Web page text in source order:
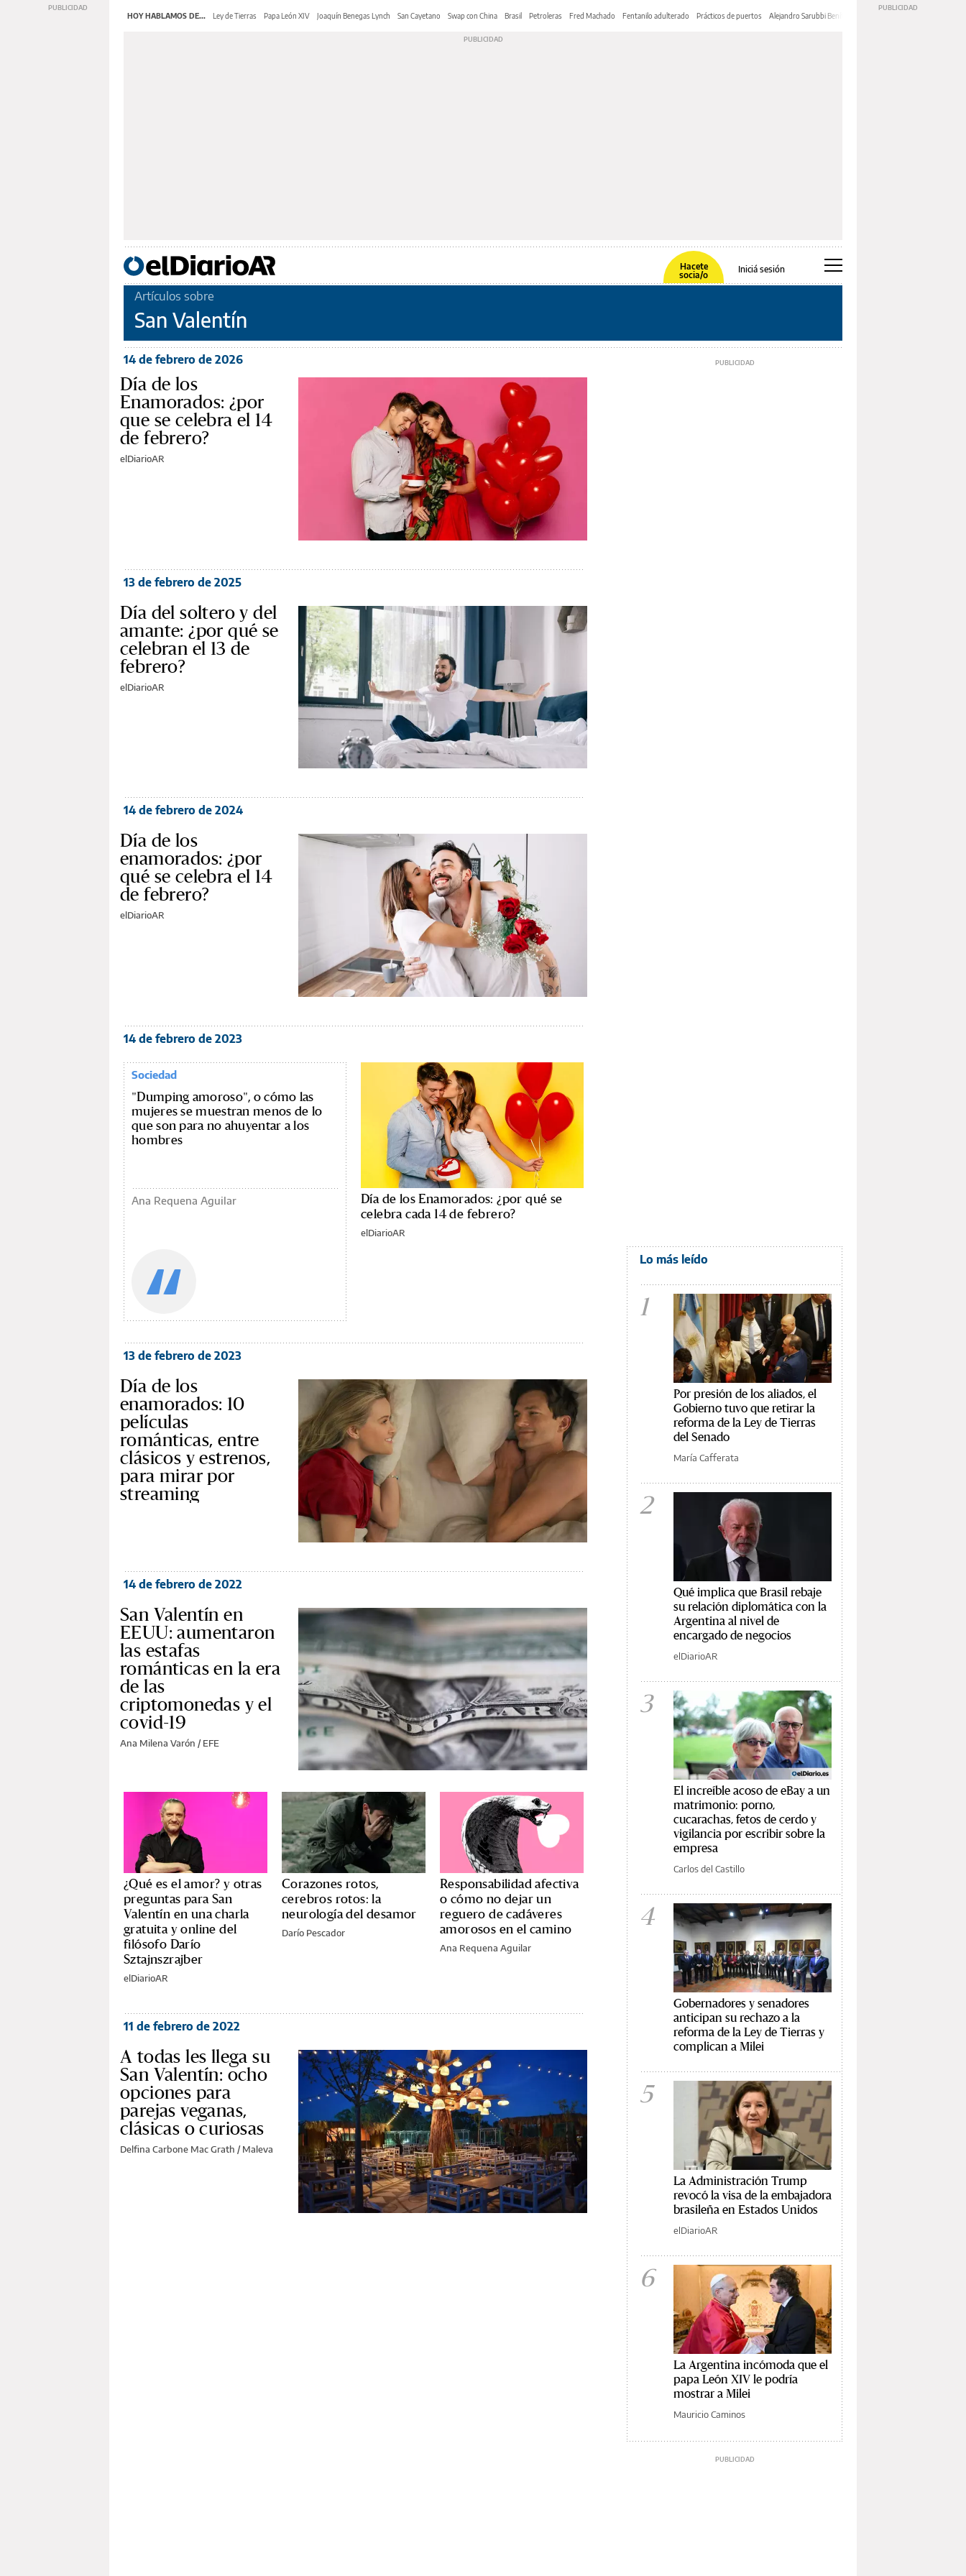
HOY HABLAMOS DE... Ley de Tierras Papa León XIV Joaquín Benegas Lynch San Cayetano Swap con China Brasil Petroleras Fred Machado Fentanilo adulterado Prácticos de puertos Alejandro Sarubbi Benítez
Hacete
socia/o
Iniciá sesión
Artículos sobre
San Valentín
14 de febrero de 2026
Día de los
Enamorados: ¿por
que se celebra el 14
de febrero?
elDiarioAR
13 de febrero de 2025
Día del soltero y del
amante: ¿por qué se
celebran el 13 de
febrero?
elDiarioAR
14 de febrero de 2024
Día de los
enamorados: ¿por
qué se celebra el 14
de febrero?
elDiarioAR
14 de febrero de 2023
Sociedad
"Dumping amoroso", o cómo las
mujeres se muestran menos de lo
que son para no ahuyentar a los
hombres
Ana Requena Aguilar
Día de los Enamorados: ¿por qué se
celebra cada 14 de febrero?
elDiarioAR
13 de febrero de 2023
Día de los
enamorados: 10
películas
románticas, entre
clásicos y estrenos,
para mirar por
streaming
14 de febrero de 2022
San Valentín en
EEUU: aumentaron
las estafas
románticas en la era
de las
criptomonedas y el
covid-19
Ana Milena Varón / EFE
¿Qué es el amor? y otras
preguntas para San
Valentín en una charla
gratuita y online del
filósofo Darío
Sztajnszrajber
elDiarioAR
Corazones rotos,
cerebros rotos: la
neurología del desamor
Darío Pescador
Responsabilidad afectiva
o cómo no dejar un
reguero de cadáveres
amorosos en el camino
Ana Requena Aguilar
11 de febrero de 2022
A todas les llega su
San Valentín: ocho
opciones para
parejas veganas,
clásicas o curiosas
Delfina Carbone Mac Grath /Maleva
Lo más leído
1
Por presión de los aliados, el
Gobierno tuvo que retirar la
reforma de la Ley de Tierras
del Senado
María Cafferata
2
Qué implica que Brasil rebaje
su relación diplomática con la
Argentina al nivel de
encargado de negocios
elDiarioAR
3
El increíble acoso de eBay a un
matrimonio: porno,
cucarachas, fetos de cerdo y
vigilancia por escribir sobre la
empresa
Carlos del Castillo
4
Gobernadores y senadores
anticipan su rechazo a la
reforma de la Ley de Tierras y
complican a Milei
5
La Administración Trump
revocó la visa de la embajadora
brasileña en Estados Unidos
elDiarioAR
6
La Argentina incómoda que el
papa León XIV le podría
mostrar a Milei
Mauricio Caminos